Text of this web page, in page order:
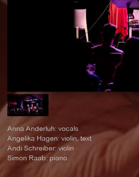
Anna Anderluh: vocals
Angelika Hagen: violin, text
Andi Schreiber: violin
Simon Raab: piano